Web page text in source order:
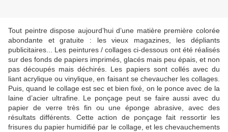
Tout peintre dispose aujourd’hui d’une matière première colorée
abondante et gratuite : les vieux magazines, les dépliants
publicitaires... Les peintures / collages ci-dessous ont été réalisés
sur des fonds de papiers imprimés, glacés mais peu épais, et non
pas découpés mais déchirés. Les papiers sont collés avec du
liant acrylique ou vinylique, en faisant se chevaucher les collages.
Puis, quand le collage est sec et bien fixé, on le ponce avec de la
laine d’acier ultrafine. Le ponçage peut se faire aussi avec du
papier de verre très fin ou une éponge abrasive, avec des
résultats différents. Cette action de ponçage fait ressortir les
frisures du papier humidifié par le collage, et les chevauchements